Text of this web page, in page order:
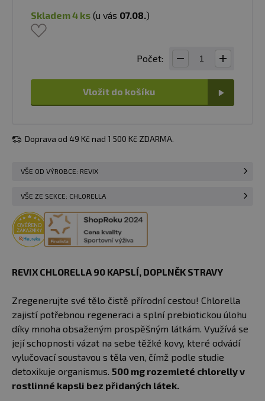
skladem 4 ks (u vás 07.08.)
Počet:
Vložit do košíku
Doprava od 49 Kč nad 1 500 Kč ZDARMA.
VŠE OD VÝROBCE: REVIX
VŠE ZE SEKCE: CHLORELLA
REVIX CHLORELLA 90 KAPSLÍ​​​, DOPLNĚK STRAVY
Zregenerujte své tělo čistě přírodní cestou! Chlorella
zajistí potřebnou regeneraci a splní prebiotickou úlohu
díky mnoha obsaženým prospěšným látkám. Využívá se
její schopnosti vázat na sebe těžké kovy, které odvádí
vylučovací soustavou s těla ven, čímž podle studie
detoxikuje organismus. 500 mg rozemleté chlorelly v
rostlinné kapsli bez přidaných látek.